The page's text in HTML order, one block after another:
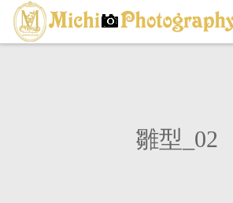
雛型_02